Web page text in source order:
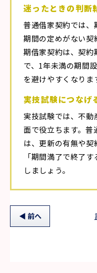
迷ったときの判断
普通借家契約では、
期間の定めがない契
期借家契約は、契約
で、1年未満の期間
を避けやすくなりま
実技試験につなげ
実技試験では、不
面で役立ちます。普
は、更新の有無や契
「期間満了で終了
しましょう。
前へ